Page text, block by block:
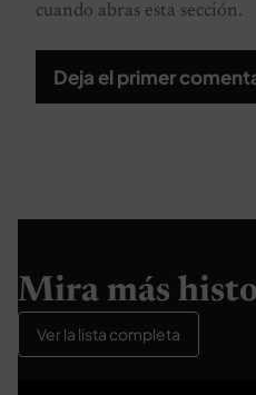
cuando abras esta sección.
Deja el primer
Mira más
Ver la lista completa